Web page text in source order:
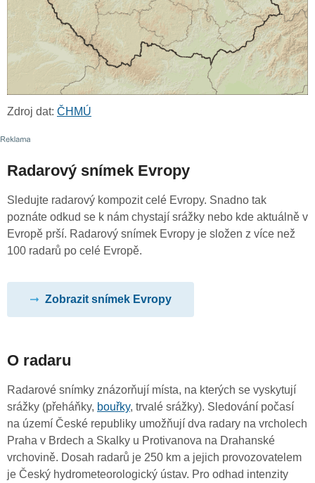
Zdroj dat: ČHMÚ
Radarový snímek Evropy
Sledujte radarový kompozit celé Evropy. Snadno tak
poznáte odkud se k nám chystají srážky nebo kde aktuálně v
Evropě prší. Radarový snímek Evropy je složen z více než
100 radarů po celé Evropě.
Zobrazit snímek Evropy
O radaru
Radarové snímky znázorňují místa, na kterých se vyskytují
srážky (přeháňky, bouřky, trvalé srážky). Sledování počasí
na území České republiky umožňují dva radary na vrcholech
Praha v Brdech a Skalky u Protivanova na Drahanské
vrchovině. Dosah radarů je 250 km a jejich provozovatelem
je Český hydrometeorologický ústav. Pro odhad intenzity